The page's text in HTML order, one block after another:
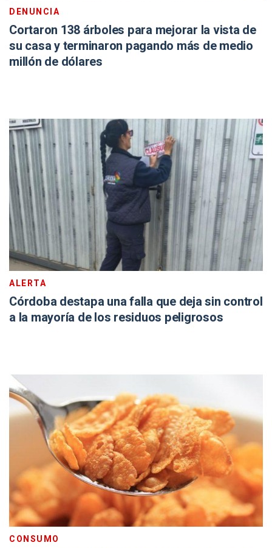
DENUNCIA
Cortaron 138 árboles para mejorar la vista de
su casa y terminaron pagando más de medio
millón de dólares
ALERTA
Córdoba destapa una falla que deja sin control
a la mayoría de los residuos peligrosos
CONSUMO